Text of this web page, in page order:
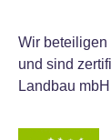
Wir beteiligen
und sind
Landbau